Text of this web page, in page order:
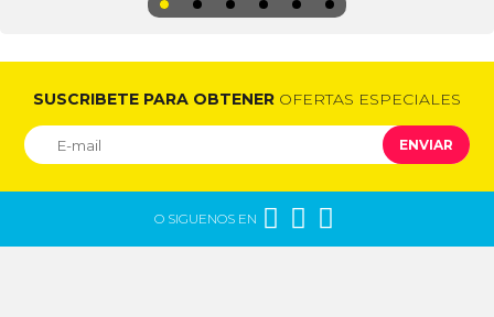
SUSCRIBETE PARA OBTENER OFERTAS ESPECIALES
ENVIAR
O SIGUENOS EN   